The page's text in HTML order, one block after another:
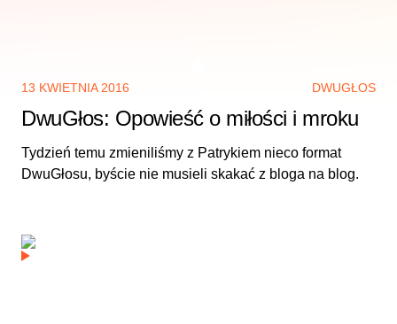
13 KWIETNIA 2016 DWUGŁOS
DwuGłos: Opowieść o miłości i mroku
Tydzień temu zmieniliśmy z Patrykiem nieco format
DwuGłosu, byście nie musieli skakać z bloga na blog.